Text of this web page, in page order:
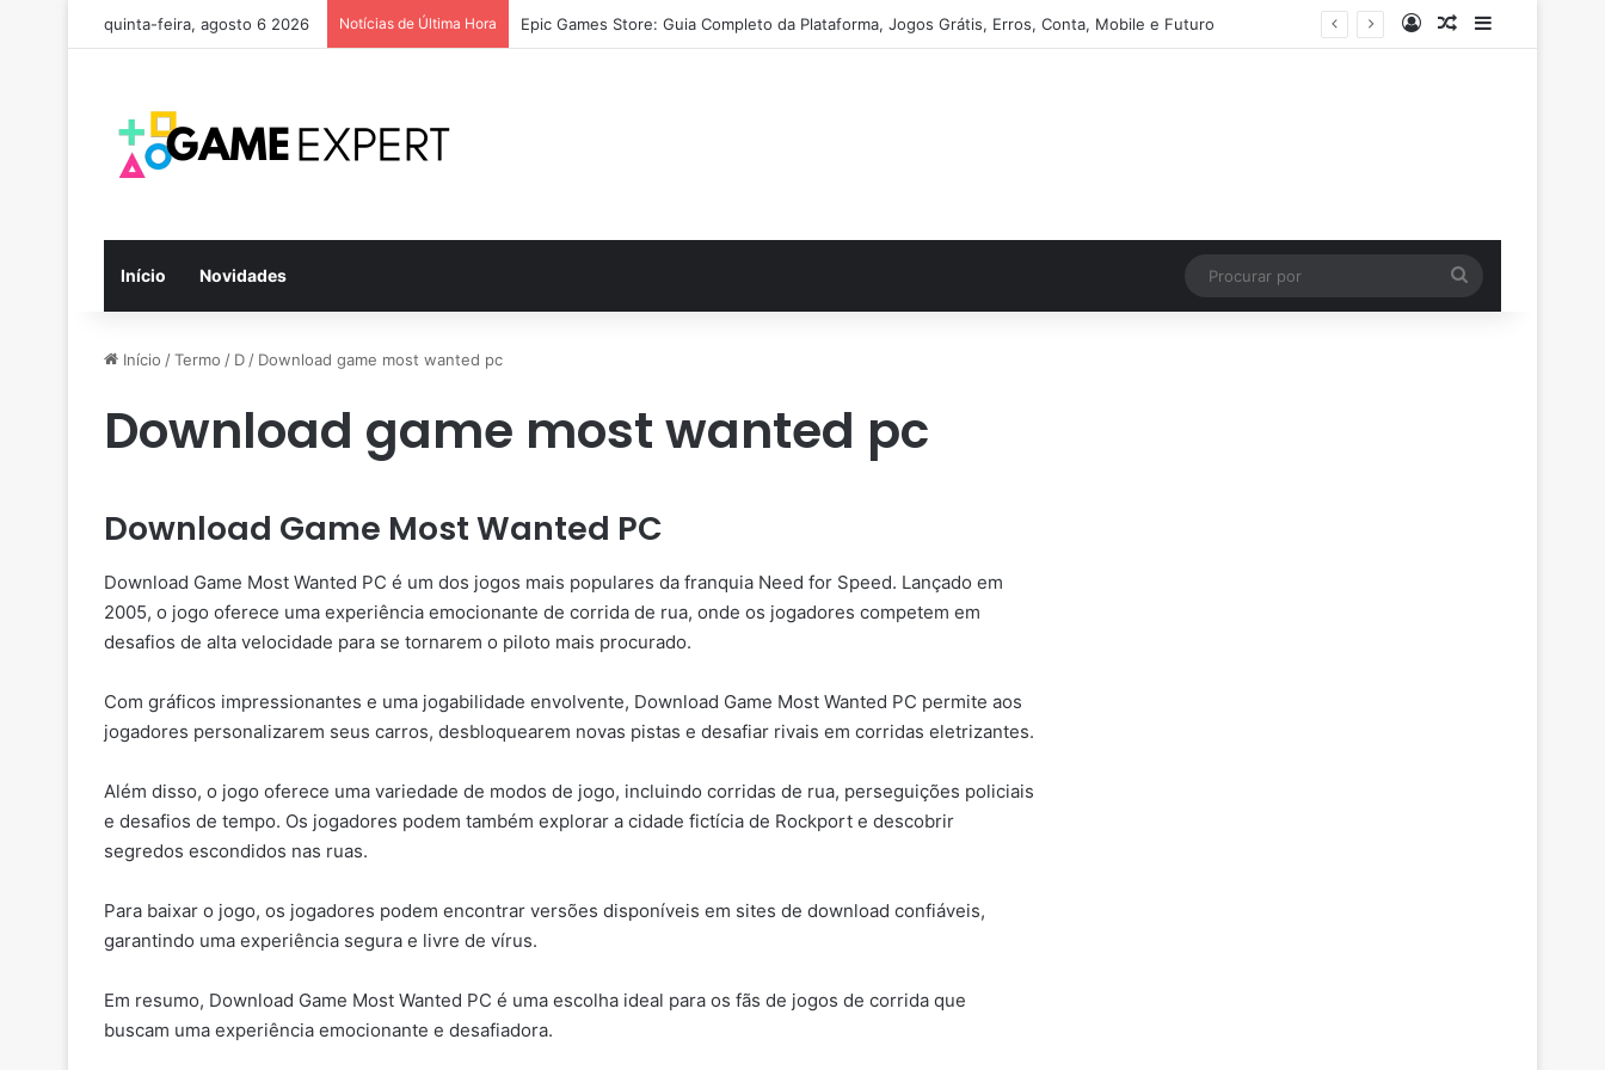
quinta-feira, agosto 6 2026 Notícias de Última Hora Epic Games Store: Guia Completo da Plataforma, Jogos Grátis, Erros, Conta, Mobile e Futuro EntrarArtigo aleatório
Barra Lateral
Início Novidades
por
Início /Termo / D / Download game most wanted pc
Download game most wanted pc
Download Game Most Wanted PC
Download Game Most Wanted PC é um dos jogos mais populares da franquia Need for Speed. Lançado em
2005, o jogo oferece uma experiência emocionante de corrida de rua, onde os jogadores competem em
desafios de alta velocidade para se tornarem o piloto mais procurado.
Com gráficos impressionantes e uma jogabilidade envolvente, Download Game Most Wanted PC permite aos
jogadores personalizarem seus carros, desbloquearem novas pistas e desafiar rivais em corridas eletrizantes.
Além disso, o jogo oferece uma variedade de modos de jogo, incluindo corridas de rua, perseguições policiais
e desafios de tempo. Os jogadores podem também explorar a cidade fictícia de Rockport e descobrir
segredos escondidos nas ruas.
Para baixar o jogo, os jogadores podem encontrar versões disponíveis em sites de download confiáveis,
garantindo uma experiência segura e livre de vírus.
Em resumo, Download Game Most Wanted PC é uma escolha ideal para os fãs de jogos de corrida que
buscam uma experiência emocionante e desafiadora.